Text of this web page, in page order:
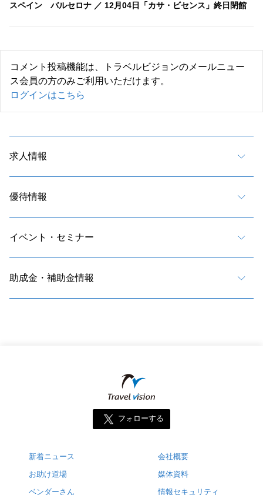
スペイン バルセロナ ／ 12月04日「カサ・ビセンス」終日閉館
コメント投稿機能は、トラベルビジョンのメールニュー
ス会員の方のみご利用いただけます。
ログインはこちら
求人情報
優待情報
イベント・セミナー
助成金・補助金情報
フォローする
新着ニュース
お助け道場
ベンダーさん
会社概要
媒体資料
情報セキュリティ